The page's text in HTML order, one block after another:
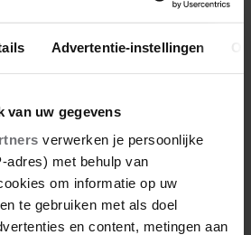
Advertentie-instellingen
van uw gegevens
verwerken je persoonlijke
adres) met behulp van
om informatie op uw
te gebruiken met als doel
en content, metingen aan